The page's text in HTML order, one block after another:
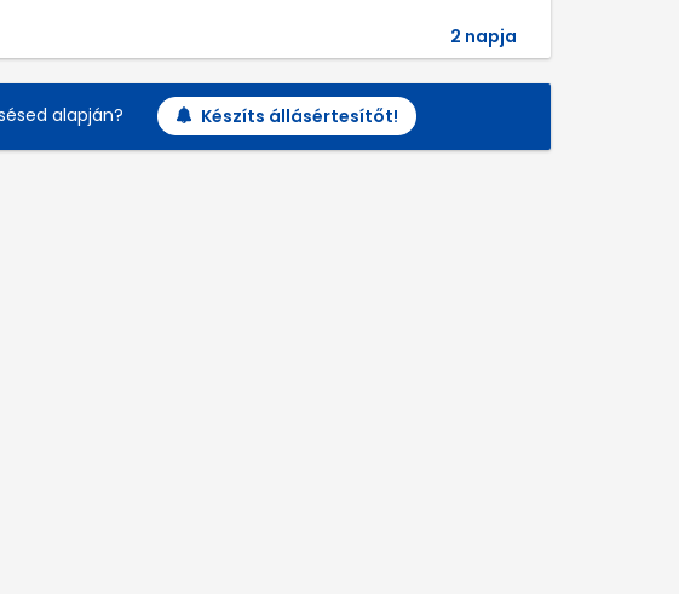
2 napja
alapján? Készíts állásértesítőt!